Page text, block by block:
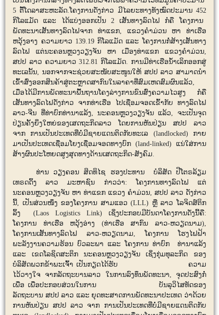
5 ຕື້ໂດລາສະຫະລັດ.ໂຄງການດັ່ງກ່າວ ມີໄລຍະທາງທັງໝົດປະມານ 452
ກິໂລແມັດ ແລະ ໄດ້ແບ່ງອອກເປັນ 2ເສັ້ນທາງລົດໄຟ ກໍຄື ໂຄງການ
ພັດທະນາເສັ້ນທາງລົດໄຟຈາກ ທ່າແຂກ, ແຂວງຄຳມ່ວນ ຫາ ທ່າເຮືອ
ຫວຸ້ງອາງ ຄວາມຍາວ 139.19ກິໂລແມັດ ແລະ ໂຄງການກໍ່ສ້າງເສັ້ນທາງ
ລົດໄຟ ແຕ່ນະຄອນຫຼວງວຽງຈັນ ຫາ ເມືອງທ່າແຂກ ແຂວງຄຳມ່ວນ,
ສປປ ລາວ ຄວາມຍາວ312.81 ກິໂລແມັດ. ການມີທ່າເຮືອນໍ້າເລິກອອກສູ່
ທະເລນັ້ນ, ນອກຈາກຈະຊ່ວຍສະໜັບສະໜູນໃຫ້ ສປປ ລາວ ສາມາດນຳ
ເຂົ້າສົ່ງອອກສິນຄ້າສູ່ຕະຫຼາດສາກົນໃນລາຄາທີ່ສົມເຫດສົມຜົນແລ້ວ,
ເມື່ອໄດ້ມີການພັດທະນາພື້ນຖານໂຄງລ່າງການຂົນສົ່ງຄວາມໄວສູງ ກໍຄື
ເສັ້ນທາງລົດໄຟດັ່ງກ່າວ ຈາກທ່າເຮືອ ໄປເຊື່ອມຈອດເຂົ້າກັບ ທາງລົດໄຟ
ລາວ-ຈີນ ທີ່ທ່າບົກທ່ານາແລ້ງ,ນະຄອນຫຼວງວຽງຈັນ ແລ້ວ, ຈະເປັນຈຸດ
ປ່ຽນຄັ້ງຍິ່ງໃຫຍ່ຂອງເສດຖະກິດລາວ ໂດຍການຫັນປ່ຽນ ສປປ ລາວ
ຈາກ ການເປັນປະເທດທີ່ບໍ່ມີຊາຍແດນຕິດກັບທະເລ (landlocked) ກາຍ
ມາເປັນປະເທດເຊື່ອມໂຍງເຊື່ອມຈອດທາງບົກ (land-linked) ແນ່ໃສ່ການ
ສ້າງຜົນປະໂຫຍດສູງສຸດທາງດ້ານເສດຖະກິດ-ສັງຄົມ.
ທ່ານ ວຽງຄອນ ສິດທິໄຊ
ຮອງປະທານ ບໍລິສັດ ປີໂຕຣລ້ຽມ
ເທຣດດິ້ງ ລາວ ມະຫາຊົນ ກ່າວວ່າ: ໂຄງການທາງລົດໄຟ ແຕ່
ນະຄອນຫຼວງວຽງຈັນ ຫາ ທ່າແຂກ ແຂວງ ຄຳມ່ວນ, ສປປ ລາວ ດັ່ງກ່າວ
ນີ້, ເປັນສ່ວນໜຶ່ງ ຂອງໂຄງການ ສາມແອວ (LLL) ຫຼື ລາວ ໂລຈິດສ໌ຕິກ
ລິ້ງ (Laos Logistics Link) ເຊິ່ງປະກອບມີບັນດາໂຄງການດັ່ງນີ້ຄື:
ໂຄງການ ທ່າເຮືອ ຫວຸ້ງອ່າງ (ທ່າເຮືອ ສາກົນ ລາວ-ຫວຽດນາມ),
ໂຄງການເສັ້ນທາງລົດໄຟ ລາວ-ຫວຽດນາມ, ໂຄງການ ໂຮງໄຟຟ້າ
ພະລັງງານຄວາມຮ້ອນ ບົວລະພາ ແລະ ໂຄງການ ທ່າບົກ ທ່ານາແລ້ງ
ແລະ ເຂດໂລຊິດສະຕິກ ນະຄອນຫຼວງວຽງຈັນ ເຊິ່ງກຸ່ມທຸລະກິດ ຂອງ
ບໍລິສັດພວກຂ້າພະເຈົ້າ ເປັນກຽດໄດ້ຮັບ ຄວາມ
ໄວ້ວາງໃຈ ຈາກລັດຖະບານລາວ ໃນການລົງທຶນພັດທະນາ, ຈຸດປະສົງກໍ່
ເພື່ອ ເພື່ອປະກອບສ່ວນໃນການ ບັນລຸວິໄສທັດຂອງ
ລັດຖະບານ ສປປ ລາວ ແລະ ຍຸດທະສາດການພັດທະນາປະເທດ ວ່າດ້ວຍ
ການຫັນປ່ຽນ ສປປ ລາວ ຈາກ ການເປັນປະເທດທີ່ບໍ່ມີຊາຍແດນຕິດກັບ